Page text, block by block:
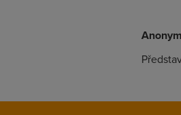
Anonym